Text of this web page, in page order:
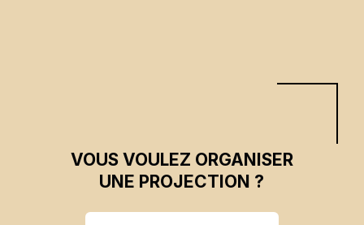
VOUS VOULEZ ORGANISER
UNE PROJECTION ?